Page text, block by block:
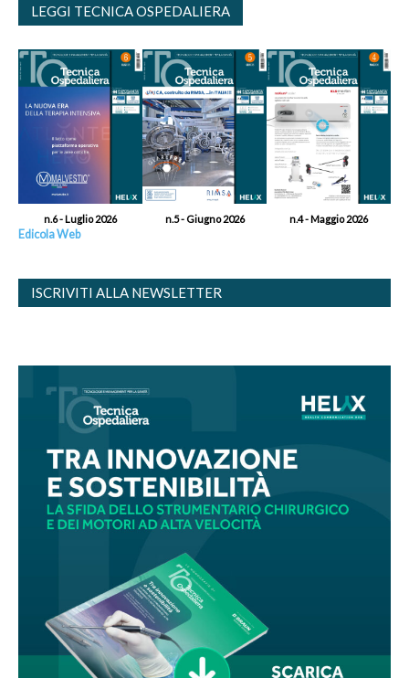
LEGGI TECNICA OSPEDALIERA
n.6 - Luglio 2026 n.5 - Giugno 2026 n.4 - Maggio 2026
Edicola Web
ISCRIVITI ALLA NEWSLETTER